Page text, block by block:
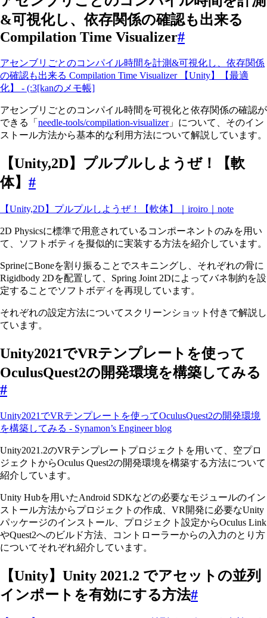
&可視化し、依存関係の確認も出来る
Compilation Time Visualizer#
アセンブリごとのコンパイル時間を計測&可視化し、依存関係
の確認も出来る Compilation Time Visualizer 【Unity】【最適
化】 - (:3[kanのメモ帳]
アセンブリごとのコンパイル時間を可視化と依存関係の確認が
できる「 needle-tools/compilation-visualizer」について、そのイン
ストール方法から基本的な利用方法について解説しています。
【Unity,2D】プルプルしようぜ！【軟
体】 #
【Unity,2D】プルプルしようぜ！【軟体】｜iroiro｜note
2D Physicsに標準で用意されているコンポーネントのみを用い
て、ソフトボティを擬似的に実装する方法を紹介しています。
SprineにBoneを割り振ることでスキニングし、それぞれの骨に
Rigidbody 2Dを配置して、Spring Joint 2Dによってバネ制約を設
定することでソフトボディを再現しています。
それぞれの設定方法についてスクリーンショット付きで解説し
ています。
Unity2021でVRテンプレートを使って
OculusQuest2の開発環境を構築してみる
#
Unity2021でVRテンプレートを使ってOculusQuest2の開発環境
を構築してみる - Synamon’s Engineer blog
Unity2021.2のVRテンプレートプロジェクトを用いて、空プロ
ジェクトからOculus Quest2の開発環境を構築する方法について
紹介しています。
Unity Hubを用いたAndroid SDKなどの必要なモジュールのイン
ストール方法からプロジェクトの作成、VR開発に必要なUnity
パッケージのインストール、プロジェクト設定からOculus Link
やQuest2へのビルド方法、コントローラーからの入力のとり方
についてそれぞれ紹介しています。
【Unity】Unity 2021.2 でアセットの並列
インポートを有効にする方法#